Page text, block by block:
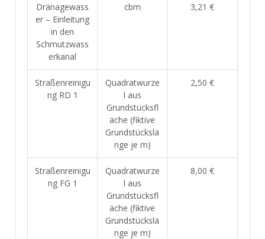
Dränagewass
er – Einleitung
in den
Schmutzwass
erkanal
cbm 3,21 €
Straßenreinigu
ng RD 1
Quadratwurze
l aus
Grundstücksfl
äche (fiktive
Grundstückslä
nge je m)
2,50 €
Straßenreinigu
ng FG 1
Quadratwurze
l aus
Grundstücksfl
äche (fiktive
Grundstückslä
nge je m)
8,00 €